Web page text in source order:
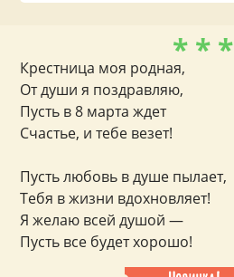
* * *
Крестница моя родная,
От души я поздравляю,
Пусть в 8 марта ждет
Счастье, и тебе везет!
Пусть любовь в душе пылает,
Тебя в жизни вдохновляет!
Я желаю всей душой —
Пусть все будет хорошо!